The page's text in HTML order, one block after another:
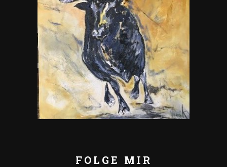
FOLGE MIR